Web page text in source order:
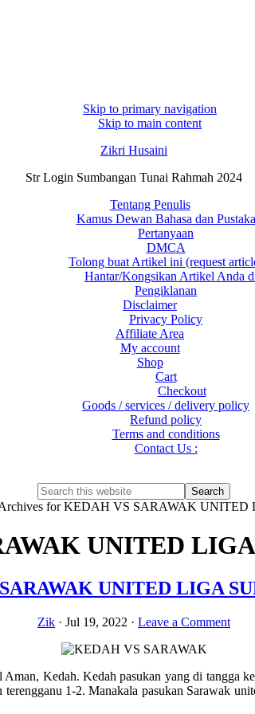
Skip to primary navigation
Skip to main content
Zikri Husaini
Str Login Sumbangan Tunai Rahmah 2024
Tentang Penulis
Kamus Dewan Bahasa dan Pustaka
Pertanyaan
DMCA
Tolong buat Artikel ini (request
Hantar/Kongsikan Artikel Anda
Pengiklanan
Disclaimer
Privacy Policy
Affiliate Area
My account
Shop
Cart
Checkout
Goods / services / delivery policy
Refund policy
Terms and conditions
Contact Us :
Search
this
Hide
for KEDAH VS SARAWAK UNITED
UNITED LIGA
UNITED LIGA
Zik · Jul 19, 2022 · Leave a Comment
Kedah. Kedah pasukan yang di tangga
1-2. Manakala pasukan Sarawak